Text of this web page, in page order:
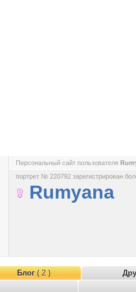
Персональный сайт пользователя
портрет № 220792 зарегистрирован
Rumyana
Блог( 2 )